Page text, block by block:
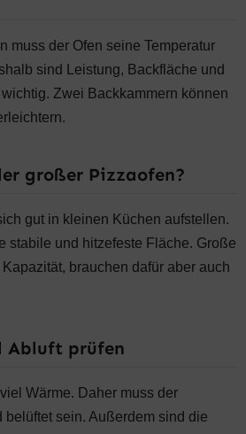
muss der Ofen seine Temperatur
sind Leistung, Backfläche und
Zwei Backkammern können
großer Pizzaofen?
gut in kleinen Küchen aufstellen.
stabile und hitzefeste Fläche. Große
brauchen dafür aber auch
Abluft prüfen
Wärme. Daher muss der
sein. Außerdem sind die